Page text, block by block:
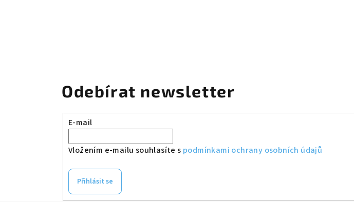
Odebírat newsletter
E-mail
Vložením e-mailu souhlasíte s podmínkami ochrany osobních údajů
Přihlásit se